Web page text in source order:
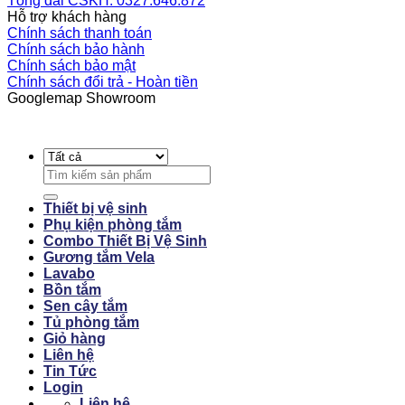
Hỗ trợ khách hàng
Chính sách thanh toán
Chính sách bảo hành
Chính sách bảo mật
Chính sách đổi trả - Hoàn tiền
Googlemap Showroom
Search
for:
Thiết bị vệ sinh
Phụ kiện phòng tắm
Combo Thiết Bị Vệ Sinh
Gương tắm Vela
Lavabo
Bồn tắm
Sen cây tắm
Tủ phòng tắm
Giỏ hàng
Liên hệ
Tin Tức
Login